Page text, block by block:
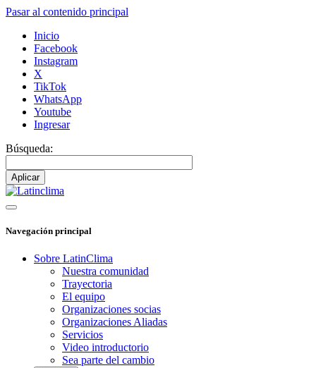
Pasar al contenido principal
Inicio
Facebook
Instagram
X
TikTok
WhatsApp
Youtube
Ingresar
Búsqueda:
Navegación principal
Sobre LatinClima
Nuestra comunidad
Trayectoria
El equipo
Organizaciones socias
Organizaciones Aliadas
Servicios
Video introductorio
Sea parte del cambio